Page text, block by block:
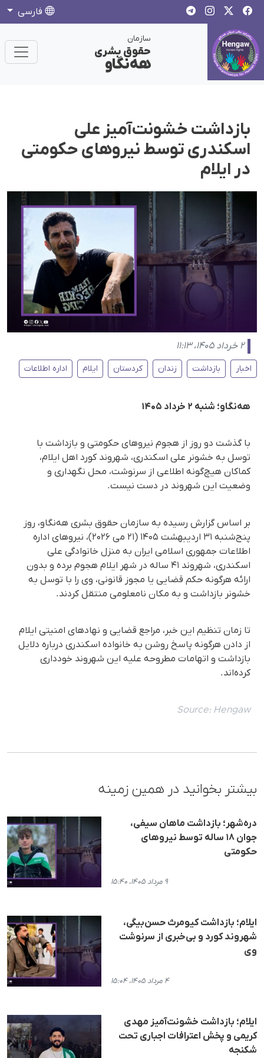
فارسی
سازمان
حقوق بشری
هەنگاو
بازداشت خشونت‌آمیز علی
اسکندری توسط نیروهای حکومتی
در ایلام
۲ خرداد ۱۴۰۵، ۱۱:۱۳
اخبار بازداشت زندان کردستان ایلام اداره اطلاعات
هه‌نگاو؛ شنبه ۲ خرداد ۱۴۰۵
با گذشت دو روز از هجوم نیروهای حکومتی و بازداشت با
توسل به خشونر علی اسکندری، شهروند کورد اهل ایلام،
کماکان هیچ‌گونه اطلاعی از سرنوشت، محل نگهداری و
وضعیت این شهروند در دست نیست.
بر اساس گزارش رسیده به سازمان حقوق بشری هه‌نگاو، روز
پنج‌شنبه ۳۱ اردیبهشت ۱۴۰۵ (۲۱ می ۲۰۲۶)، نیروهای اداره
اطلاعات جمهوری اسلامی ایران به منزل خانوادگی علی
اسکندری، شهروند ۴۱ ساله در شهر ایلام هجوم برده و بدون
ارائه هرگونه حکم قضایی یا مجوز قانونی، وی را با توسل به
خشونر بازداشت و به مکان نامعلومی منتقل کردند.
تا زمان تنظیم این خبر، مراجع قضایی و نهادهای امنیتی ایلام
از دادن هرگونه پاسخ روشن به خانواده اسکندری درباره دلایل
بازداشت و اتهامات مطروحه علیه این شهروند خودداری
کرده‌اند.
Source: Hengaw
بیشتر بخوانید در همین زمینه
دره‌شهر؛ بازداشت ماهان سیفی،
جوان ۱۸ ساله توسط نیروهای
حکومتی
۹ مرداد ۱۴۰۵، ۱۵:۴۰
ایلام؛ بازداشت کیومرث حسن‌بیگی،
شهروند کورد و بی‌خبری از سرنوشت
وی
۴ مرداد ۱۴۰۵، ۱۵:۰۴
ایلام؛ بازداشت خشونت‌آمیز مهدی
کریمی و پخش اعترافات اجباری تحت
شکنجه